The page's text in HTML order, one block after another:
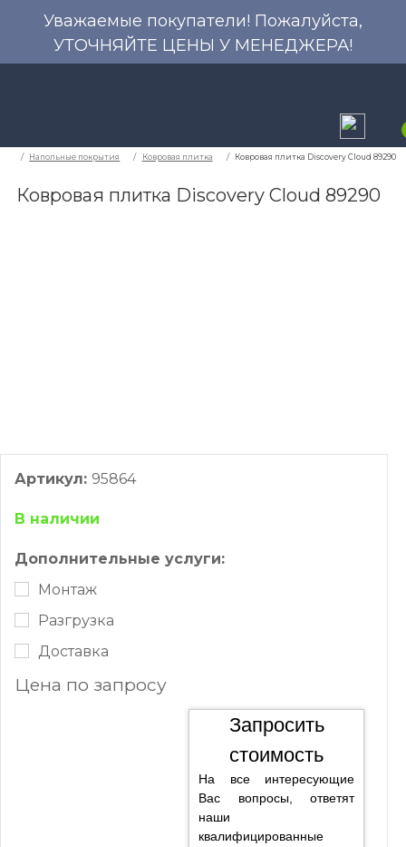
Уважаемые покупатели! Пожалуйста,
УТОЧНЯЙТЕ ЦЕНЫ У МЕНЕДЖЕРА!
Ковровая плитка Discovery Cloud 89290
Артикул: 95864
В наличии
Дополнительные услуги:
Монтаж
Разгрузка
Доставка
Цена по запросу
Запросить
стоимость
На все интересующие
Вас вопросы, ответят
наши
квалифицированные